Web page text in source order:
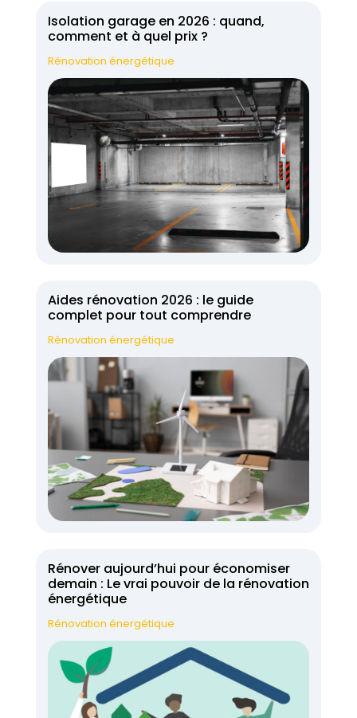
Isolation garage en 2026 : quand,
comment et à quel prix ?
Rénovation énergétique
Aides rénovation 2026 : le guide
complet pour tout comprendre
Rénovation énergétique
Rénover aujourd’hui pour économiser
demain : Le vrai pouvoir de la rénovation
énergétique
Rénovation énergétique